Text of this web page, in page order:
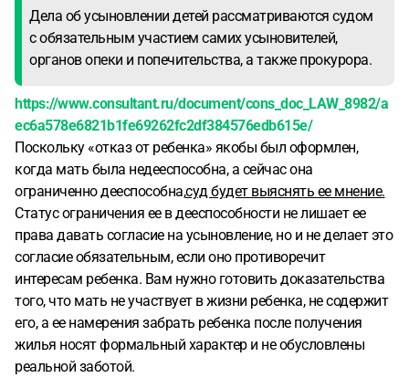
Дела об усыновлении детей рассматриваются судом
с обязательным участием самих усыновителей,
органов опеки и попечительства, а также прокурора.
https://www.consultant.ru/document/cons_doc_LAW_8982/a
ec6a578e6821b1fe69262fc2df384576edb615e/
Поскольку «отказ от ребенка» якобы был оформлен,
когда мать была недееспособна, а сейчас она
ограниченно дееспособна,суд будет выяснять ее мнение.
Статус ограничения ее в дееспособности не лишает ее
права давать согласие на усыновление, но и не делает это
согласие обязательным, если оно противоречит
интересам ребенка. Вам нужно готовить доказательства
того, что мать не участвует в жизни ребенка, не содержит
его, а ее намерения забрать ребенка после получения
жилья носят формальный характер и не обусловлены
реальной заботой.